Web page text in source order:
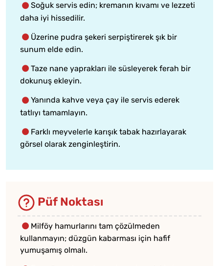
Soğuk servis edin; kremanın kıvamı ve lezzeti
daha iyi hissedilir.
Üzerine pudra şekeri serpiştirerek şık bir
sunum elde edin.
Taze nane yaprakları ile süsleyerek ferah bir
dokunuş ekleyin.
Yanında kahve veya çay ile servis ederek
tatlıyı tamamlayın.
Farklı meyvelerle karışık tabak hazırlayarak
görsel olarak zenginleştirin.
Püf Noktası
Milföy hamurlarını tam çözülmeden
kullanmayın; düzgün kabarması için hafif
yumuşamış olmalı.